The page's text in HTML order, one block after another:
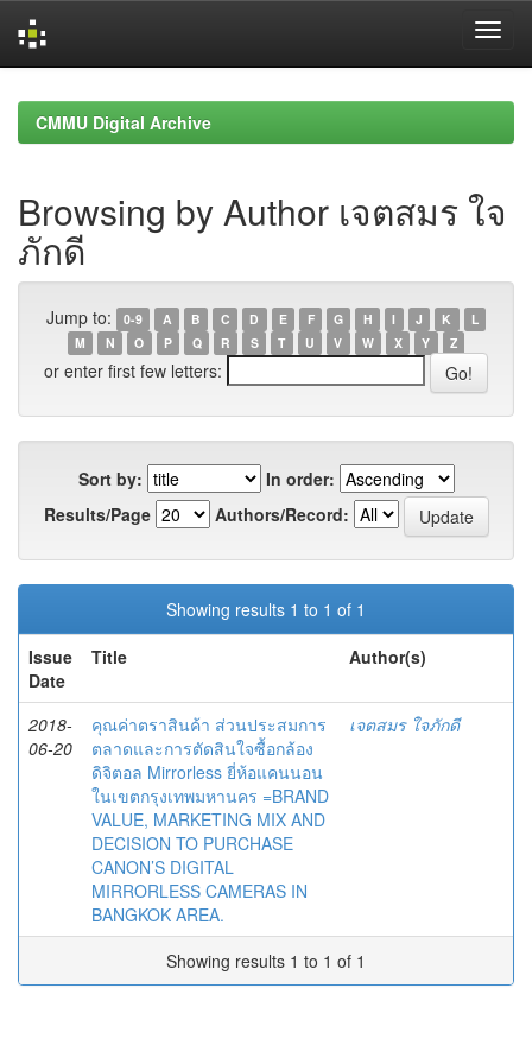
navigationCMMU Digital Archive
Browsing by Author เจตสมร ใจ
ภักดี
Jump to: 0-9 A B C D E F G H I J K
L
M
N O P Q R S T U V W X Y Z
or enter first few letters:
Sort by:
In order:
Results/Page
Authors/Record:
Showing results 1 to 1 of 1
Issue
Date
Title Author(s)
2018-
06-20
คุณค่าตราสินค้า ส่วนประสมการ
ตลาดและการตัดสินใจซื้อกล้อง
ดิจิตอล Mirrorless ยี่ห้อแคนนอน
ในเขตกรุงเทพมหานคร =BRAND
VALUE, MARKETING MIX AND
DECISION TO PURCHASE
CANON’S DIGITAL
MIRRORLESS CAMERAS IN
BANGKOK AREA.
เจตสมร ใจภักดี
Showing results 1 to 1 of 1